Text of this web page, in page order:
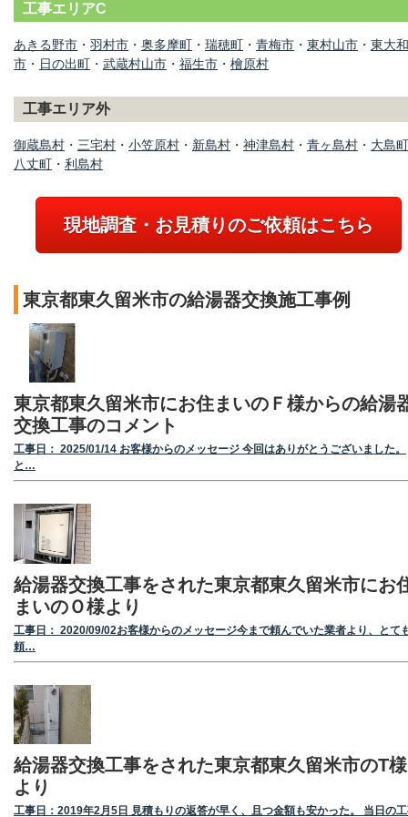
工事エリアC
あきる野市 ・ 羽村市 ・ 奥多摩町 ・ 瑞穂町 ・ 青梅市 ・ 東村山市 ・ 東大和
市 ・ 日の出町 ・ 武蔵村山市 ・ 福生市 ・ 檜原村
工事エリア外
御蔵島村 ・ 三宅村 ・ 小笠原村 ・ 新島村 ・ 神津島村 ・ 青ヶ島村 ・ 大島町
八丈町 ・ 利島村
現地調査・お見積りのご依頼はこちら
東京都東久留米市の給湯器交換施工事例
東京都東久留米市にお住まいのＦ様からの給湯
交換工事のコメント
工事日： 2025/01/14 お客様からのメッセージ 今回はありがとうございました。
と…
給湯器交換工事をされた東京都東久留米市にお
まいのＯ様より
工事日： 2020/09/02お客様からのメッセージ今まで頼んでいた業者より、とて
頼…
給湯器交換工事をされた東京都東久留米市のT様
より
工事日：2019年2月5日 見積もりの返答が早く、且つ金額も安かった。 当日の